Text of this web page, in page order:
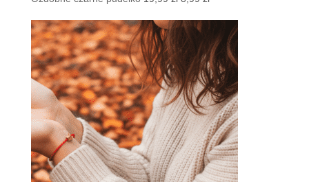
wynosiła:
19,99 zł.
wynosi:
8,99 zł.